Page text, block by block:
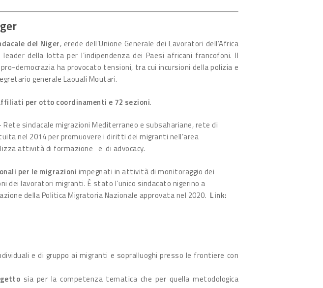
del Niger, erede dell’Unione Generale dei Lavoratori dell’Africa
leader della lotta per l’indipendenza dei Paesi africani francofoni. Il
democrazia ha provocato tensioni, tra cui incursioni della polizia e
generale Laouali Moutari.
per otto coordinamenti e 72 sezioni.
sindacale migrazioni Mediterraneo e subsahariane, rete di
nel 2014 per promuovere i diritti dei migranti nell’area
attività di formazione e di advocacy.
per le migrazioni impegnati in attività di monitoraggio dei
dei lavoratori migranti. È stato l’unico sindacato nigerino a
della Politica Migratoria Nazionale approvata nel 2020. Link:
e di gruppo ai migranti e sopralluoghi presso le frontiere con
sia per la competenza tematica che per quella metodologica